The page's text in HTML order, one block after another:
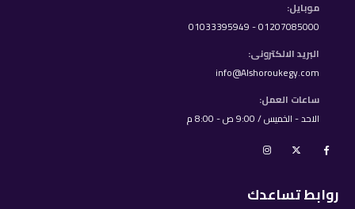
موبايل:
01207085000 - 01033395949
البريد الالكترونى:
info@Alshoroukegy.com
ساعات العمل:
الاحد - الخميس / 9:00 ص - 8:00 م
روابط تساعدك